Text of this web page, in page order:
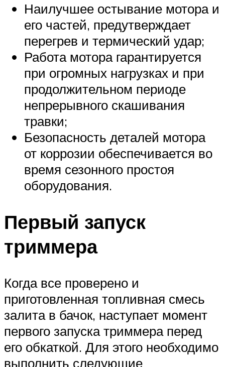
Наилучшее остывание мотора и
его частей, предутверждает
перегрев и термический удар;
Работа мотора гарантируется
при огромных нагрузках и при
продолжительном периоде
непрерывного скашивания
травки;
Безопасность деталей мотора
от коррозии обеспечивается во
время сезонного простоя
оборудования.
Первый запуск
триммера
Когда все проверено и
приготовленная топливная смесь
залита в бачок, наступает момент
первого запуска триммера перед
его обкаткой. Для этого необходимо
выполнить следующие